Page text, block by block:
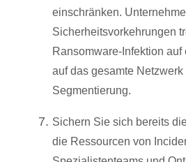
einschränken.
Sicherheitsvorkehrungen
Ransomware-Infektion auf
auf das gesamte Netzwerk
Segmentierung.
Sichern Sie sich bereits
die Ressourcen von